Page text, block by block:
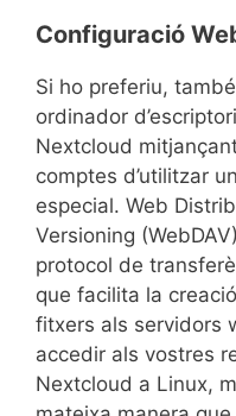
Configuració
Si ho preferiu,
ordinador
Nextcloud
comptes d’utilitzar
especial. Web
Versioning
protocol de
que facilita la
fitxers als servidors
accedir als vostres
Nextcloud a Linux,